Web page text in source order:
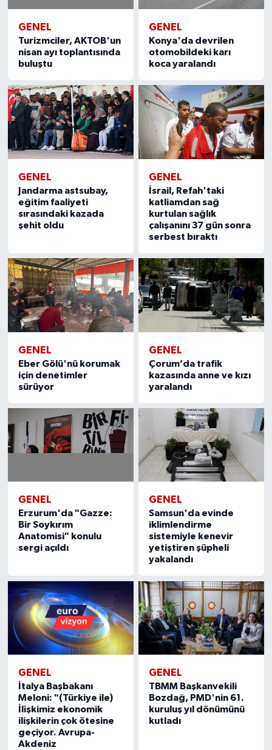
GENEL
Turizmciler, AKTOB'un
nisan ayı toplantısında
buluştu
GENEL
Konya'da devrilen
otomobildeki karı
koca yaralandı
GENEL
Jandarma astsubay,
eğitim faaliyeti
sırasındaki kazada
şehit oldu
GENEL
İsrail, Refah'taki
katliamdan sağ
kurtulan sağlık
çalışanını 37 gün sonra
serbest bıraktı
GENEL
Eber Gölü'nü korumak
için denetimler
sürüyor
GENEL
Çorum’da trafik
kazasında anne ve kızı
yaralandı
GENEL
Erzurum'da "Gazze:
Bir Soykırım
Anatomisi" konulu
sergi açıldı
GENEL
Samsun'da evinde
iklimlendirme
sistemiyle kenevir
yetiştiren şüpheli
yakalandı
GENEL
İtalya Başbakanı
Meloni: "(Türkiye ile)
İlişkimiz ekonomik
ilişkilerin çok ötesine
geçiyor. Avrupa-
Akdeniz
GENEL
TBMM Başkanvekili
Bozdağ, PMD'nin 61.
kuruluş yıl dönümünü
kutladı